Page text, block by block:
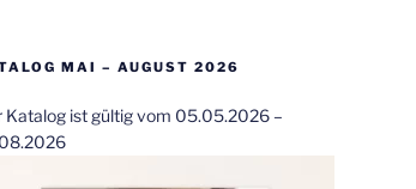
MAI – AUGUST 2026
Katalog ist gültig vom 05.05.2026 –